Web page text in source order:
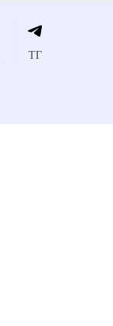
ТГ